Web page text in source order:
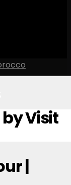
Visit
|